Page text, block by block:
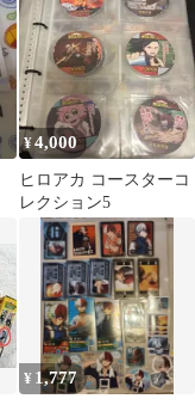
¥4,000
ヒロアカ コースターコ
レクション5
¥ 1,777